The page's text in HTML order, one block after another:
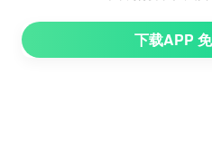
们的能力、手段和头脑，能
下载APP